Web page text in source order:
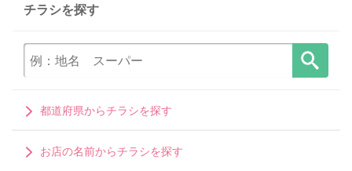
チラシを探す
都道府県からチラシを探す
お店の名前からチラシを探す